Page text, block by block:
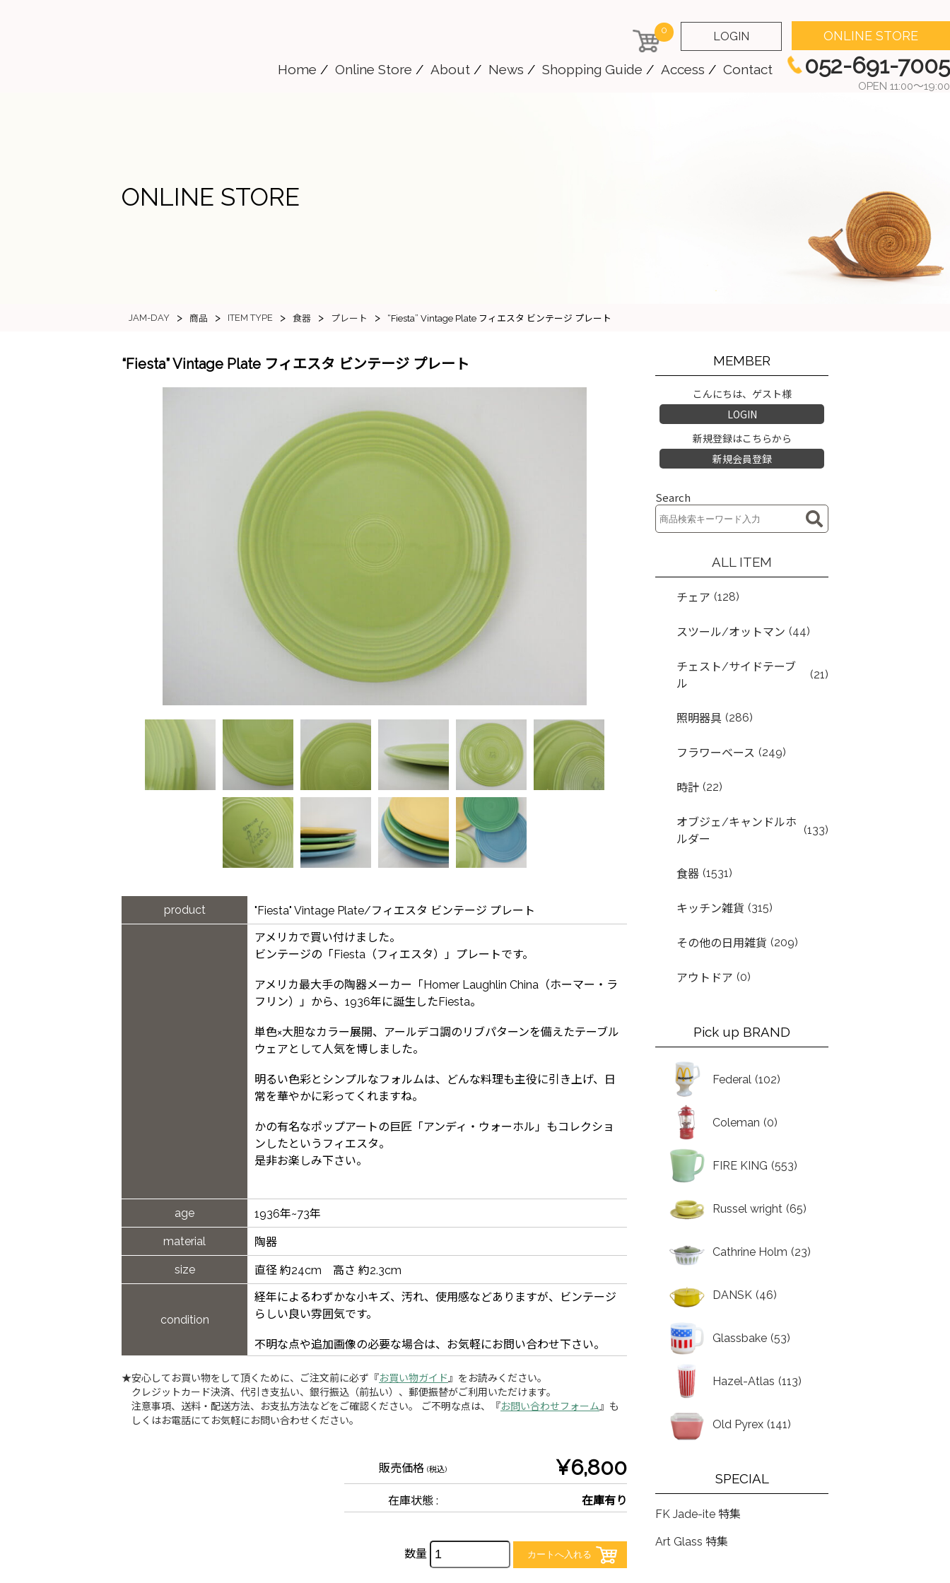
0 LOGIN ONLINE STORE
Home Online Store About News Shopping Guide Access Contact 052-691-7005
OPEN 11:00～19:00
ONLINE STORE
JAM-DAY > 商品 > ITEM TYPE > 食器 > プレート > “Fiesta” Vintage Plate フィエスタ ビンテージ プレート
“Fiesta” Vintage Plate フィエスタ ビンテージ プレート
product
"Fiesta" Vintage Plate/フィエスタ ビンテージ プレート
アメリカで買い付けました。
ビンテージの「Fiesta（フィエスタ）」プレートです。
アメリカ最大手の陶器メーカー「Homer Laughlin China（ホーマー・ラ
フリン）」から、1936年に誕生したFiesta。
単色×大胆なカラー展開、アールデコ調のリブパターンを備えたテーブル
ウェアとして人気を博しました。
明るい色彩とシンプルなフォルムは、どんな料理も主役に引き上げ、日
常を華やかに彩ってくれますね。
かの有名なポップアートの巨匠「アンディ・ウォーホル」もコレクショ
ンしたというフィエスタ。
是非お楽しみ下さい。
age 1936年~73年
material 陶器
size 直径 約24cm 高さ 約2.3cm
condition
経年によるわずかな小キズ、汚れ、使用感などありますが、ビンテージ
らしい良い雰囲気です。
不明な点や追加画像の必要な場合は、お気軽にお問い合わせ下さい。
★安心してお買い物をして頂くために、ご注文前に必ず『お買い物ガイド 』をお読みください。
クレジットカード決済、代引き支払い、銀行振込（前払い）、郵便振替がご利用いただけます。
注意事項、送料・配送方法、お支払方法などをご確認ください。 ご不明な点は、『お問い合わせフォーム 』も
しくはお電話にてお気軽にお問い合わせください。
販売価格(税込) ¥6,800
在庫状態 : 在庫有り
数量
MEMBER
こんにちは、ゲスト様
LOGIN
新規登録はこちらから
新規会員登録
Search
ALL ITEM
チェア (128)
スツール/オットマン (44)
チェスト/サイドテーブ
ル
(21)
照明器具 (286)
フラワーベース (249)
時計 (22)
オブジェ/キャンドルホ
ルダー
(133)
食器 (1531)
キッチン雑貨 (315)
その他の日用雑貨 (209)
アウトドア (0)
Pick up BRAND
Federal (102)
Coleman (0)
FIRE KING (553)
Russel wright (65)
Cathrine Holm (23)
DANSK (46)
Glassbake (53)
Hazel-Atlas (113)
Old Pyrex (141)
SPECIAL
FK Jade-ite 特集
Art Glass 特集